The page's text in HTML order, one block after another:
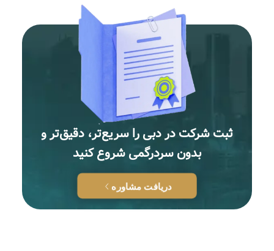
ثبت شرکت در دبی را سریع‌تر، دقیق‌تر و
بدون سردرگمی شروع کنید
دریافت مشاوره